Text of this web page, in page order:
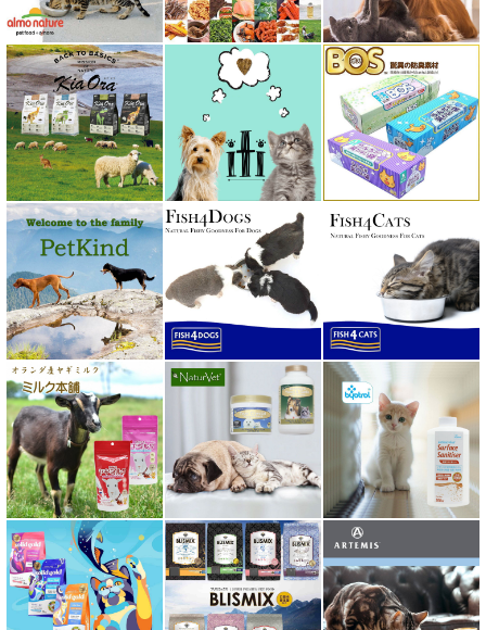
ベッツソリューション VetSolution
ベッツラボ Vets Labo
ペットカインド PetKind
ペトコト PETOKOTO
ホワイトフォックス
ボンショーズペット bonnechose pet
ママクック
ミャウ MEOW
ミャオイングヘッズ MEOWING HEADS
ミルク本舗
ムーラムーラ Moora Moora
ルイトモ RUITOMO
ロザイボトル